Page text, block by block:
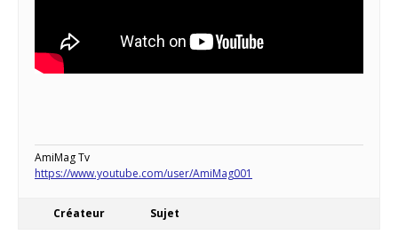
AmiMag Tv
https://www.youtube.com/user/AmiMag001
Créateur Sujet